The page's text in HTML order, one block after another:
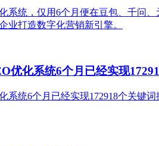
系统，仅用6个月便在豆包、千问
业打造数字化营销新引擎。​
优化系统6个月已经实现
系统6个月已经实现172918个关键